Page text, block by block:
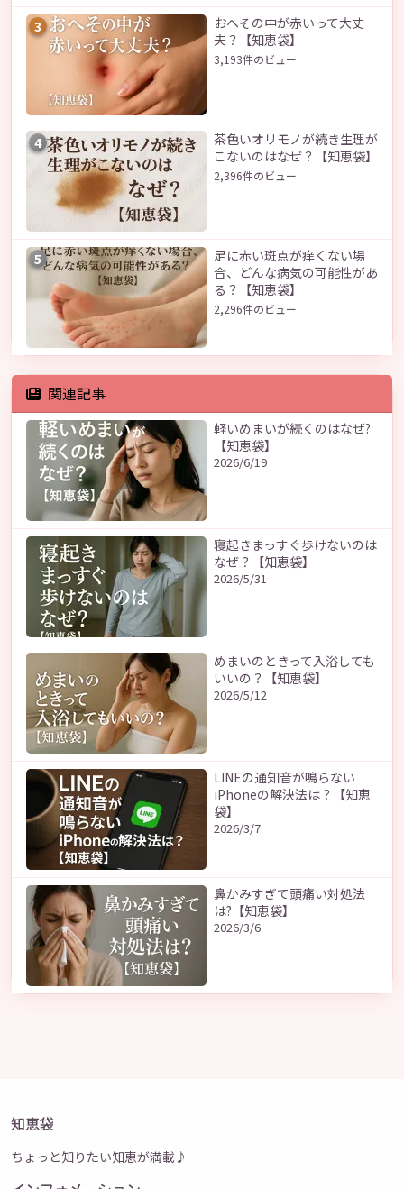
3
おへその中が赤いって大丈
夫？【知恵袋】
3,193件のビュー
4
茶色いオリモノが続き生理が
こないのはなぜ？【知恵袋】
2,396件のビュー
5
足に赤い斑点が痒くない場
合、どんな病気の可能性があ
る？【知恵袋】
2,296件のビュー
関連記事
軽いめまいが続くのはなぜ?
【知恵袋】
2026/6/19
寝起きまっすぐ歩けないのは
なぜ？【知恵袋】
2026/5/31
めまいのときって入浴しても
いいの？【知恵袋】
2026/5/12
LINEの通知音が鳴らない
iPhoneの解決法は？【知恵
袋】
2026/3/7
鼻かみすぎて頭痛い対処法
は?【知恵袋】
2026/3/6
知恵袋
ちょっと知りたい知恵が満載♪